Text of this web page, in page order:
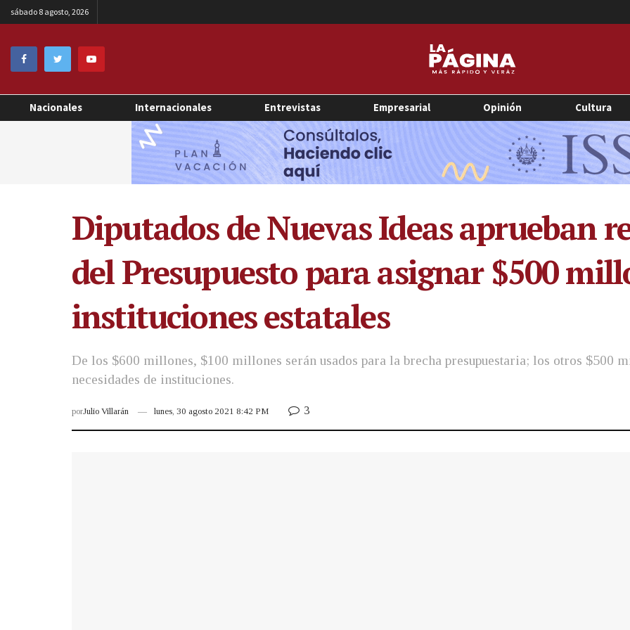
sábado 8 agosto, 2026
Nacionales Internacionales Entrevistas Empresarial Opinión Cultura
Diputados de Nuevas Ideas aprueban
del Presupuesto para asignar $500
instituciones estatales
De los $600 millones, $100 millones serán usados para la brecha presupuestaria; los otros $500
necesidades de instituciones.
porJulio Villarán lunes, 30 agosto 2021 8:42 PM 3